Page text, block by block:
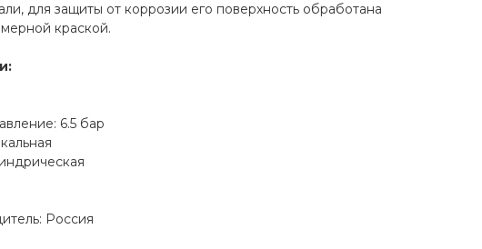
для защиты от коррозии его поверхность обработана
краской.
6.5 бар
Россия